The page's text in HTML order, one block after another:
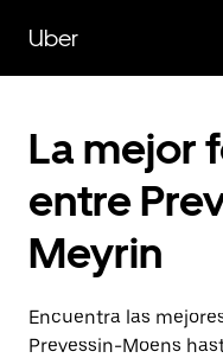
contenido
principal
Uber
La mejor
entre
Meyrin
Encuentra las
Prevessin-Moens